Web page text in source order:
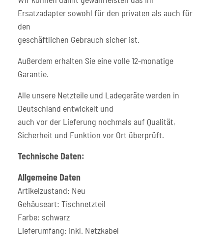
Ersatzadapter sowohl für den privaten als auch für
den
geschäftlichen Gebrauch sicher ist.
Außerdem erhalten Sie eine volle 12-monatige
Garantie.
Alle unsere Netzteile und Ladegeräte werden in
Deutschland entwickelt und
auch vor der Lieferung nochmals auf Qualität,
Sicherheit und Funktion vor Ort überprüft.
Technische Daten:
Allgemeine Daten
Artikelzustand: Neu
Gehäuseart: Tischnetzteil
Farbe: schwarz
Lieferumfang: inkl. Netzkabel